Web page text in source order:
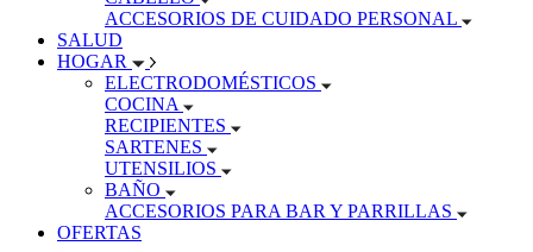
ACCESORIOS DE CUIDADO PERSONAL
SALUD
HOGAR
ELECTRODOMÉSTICOS
COCINA
RECIPIENTES
SARTENES
UTENSILIOS
BAÑO
ACCESORIOS PARA BAR Y PARRILLAS
OFERTAS